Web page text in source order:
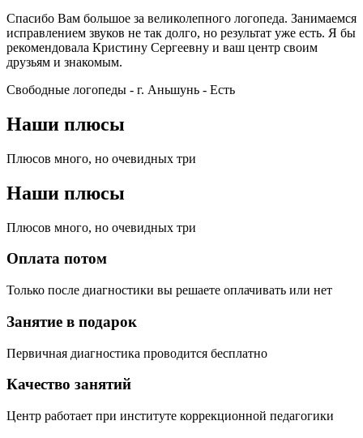
Спасибо Вам большое за великолепного логопеда. Занимаемся
исправлением звуков не так долго, но результат уже есть. Я бы
рекомендовала Кристину Сергеевну и ваш центр своим
друзьям и знакомым.
Свободные логопеды - г. Аньшунь - Есть
Наши плюсы
Плюсов много, но очевидных три
Наши плюсы
Плюсов много, но очевидных три
Оплата потом
Только после диагностики вы решаете оплачивать или нет
Занятие в подарок
Первичная диагностика проводится бесплатно
Качество занятий
Центр работает при институте коррекционной педагогики